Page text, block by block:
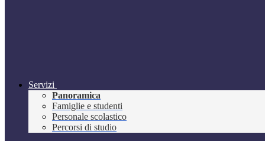
Servizi
Panoramica
Famiglie e studenti
Personale scolastico
Percorsi di studio